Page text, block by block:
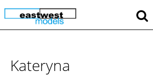
Kateryna